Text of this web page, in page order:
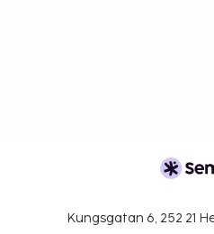
Kungsgatan 6, 252 21